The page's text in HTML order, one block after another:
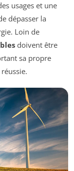
usages et une
dépasser la
Loin de
doivent être
sa propre